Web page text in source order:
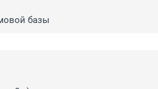
базы